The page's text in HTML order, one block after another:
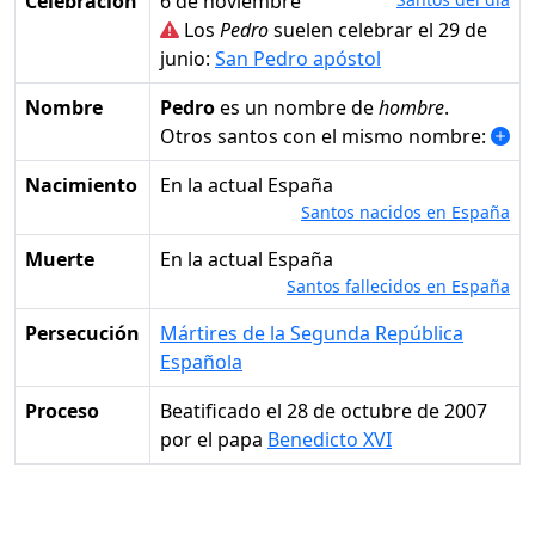
Los Pedrosuelen celebrar el 29 de
junio: San Pedro apóstol
Nombre
Pedroes un nombre dehombre.
Otros santos con el mismo nombre:
Nacimiento
en la actual España
Santos nacidos en España
Muerte en la actual España
Santos fallecidos en España
Persecución
Mártires de la Segunda República
Española
Proceso
Beatificado el 28 de octubre de 2007
por el papa Benedicto XVI